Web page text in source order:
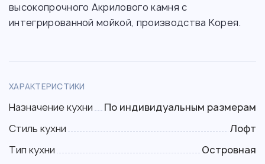
высокопрочного Акрилового камня с
интегрированной мойкой, производства Корея.
ХАРАКТЕРИСТИКИ
Назначение кухни
По индивидуальным размерам
Стиль кухни
Лофт
Тип кухни
Островная